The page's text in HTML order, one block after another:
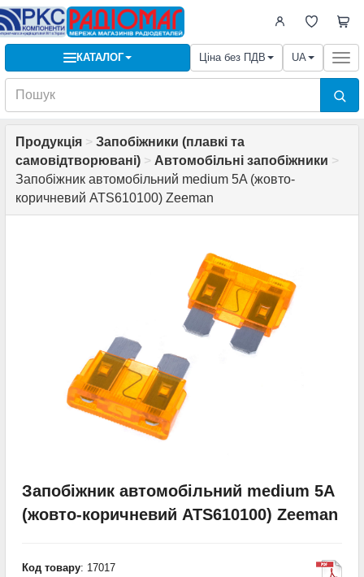
КАТАЛОГ Ціна без ПДВ UA
Продукція > Запобіжники (плавкі та
самовідтворювані) > Автомобільні запобіжники >
Запобіжник автомобільний medium 5A (жовто-
коричневий ATS610100) Zeeman
Запобіжник автомобільний medium 5A
(жовто-коричневий ATS610100) Zeeman
Код товару: 17017